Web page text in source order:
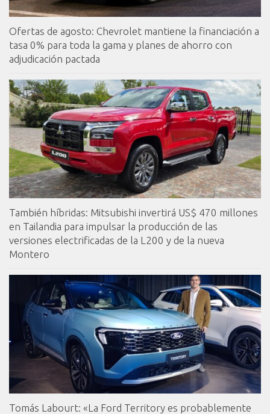
Ofertas de agosto: Chevrolet mantiene la financiación a
tasa 0% para toda la gama y planes de ahorro con
adjudicación pactada
También híbridas: Mitsubishi invertirá US$ 470 millones
en Tailandia para impulsar la producción de las
versiones electrificadas de la L200 y de la nueva
Montero
Tomás Labourt: «La Ford Territory es probablemente